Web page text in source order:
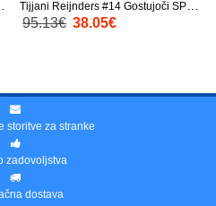
Tijjani Reijnders #14 Gostujoči SP
2026 Kratek Rokav
95.13€ 38.05€
storitve za stranke
zadovoljstva
dostava